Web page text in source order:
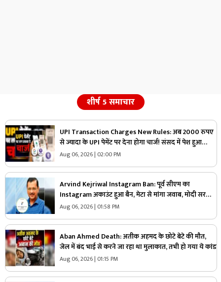
शीर्ष 5 समाचार
UPI Transaction Charges New Rules: अब 2000 रुपए
से ज्यादा के UPI पेमेंट पर देना होगा चार्ज! संसद में पेश हुआ
प्रस्ताव, जानिए कितने पैसे देने होंगे एक्सट्रा
Aug 06, 2026 | 02:00 PM
Arvind Kejriwal Instagram Ban: पूर्व सीएम का
Instagram अकाउंट हुआ बैन, मेटा से मांगा जवाब, मोदी सरकार
पर लगाया ये आरोप
Aug 06, 2026 | 01:58 PM
Aban Ahmed Death: अतीक अहमद के छोटे बेटे की मौत,
जेल में बंद भाई से करने जा रहा था मुलाकात, तभी हो गया ये कांड
Aug 06, 2026 | 01:15 PM